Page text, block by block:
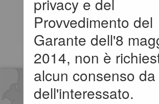
privacy e del
Provvedimento del
Garante dell'8
2014, non è
alcun consenso
dell'interessato.
affidamenti di
servizi e
(Adempimenti
comma 32
190/2012).